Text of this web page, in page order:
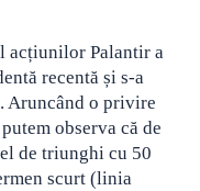
acțiunilor Palantir a
recentă și s-a
Aruncând o privire
observa că de
de triunghi cu 50
scurt (linia